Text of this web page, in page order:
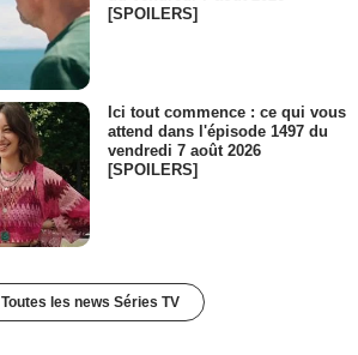
[SPOILERS]
Ici tout commence : ce qui vous
attend dans l'épisode 1497 du
vendredi 7 août 2026
[SPOILERS]
Toutes les news Séries TV